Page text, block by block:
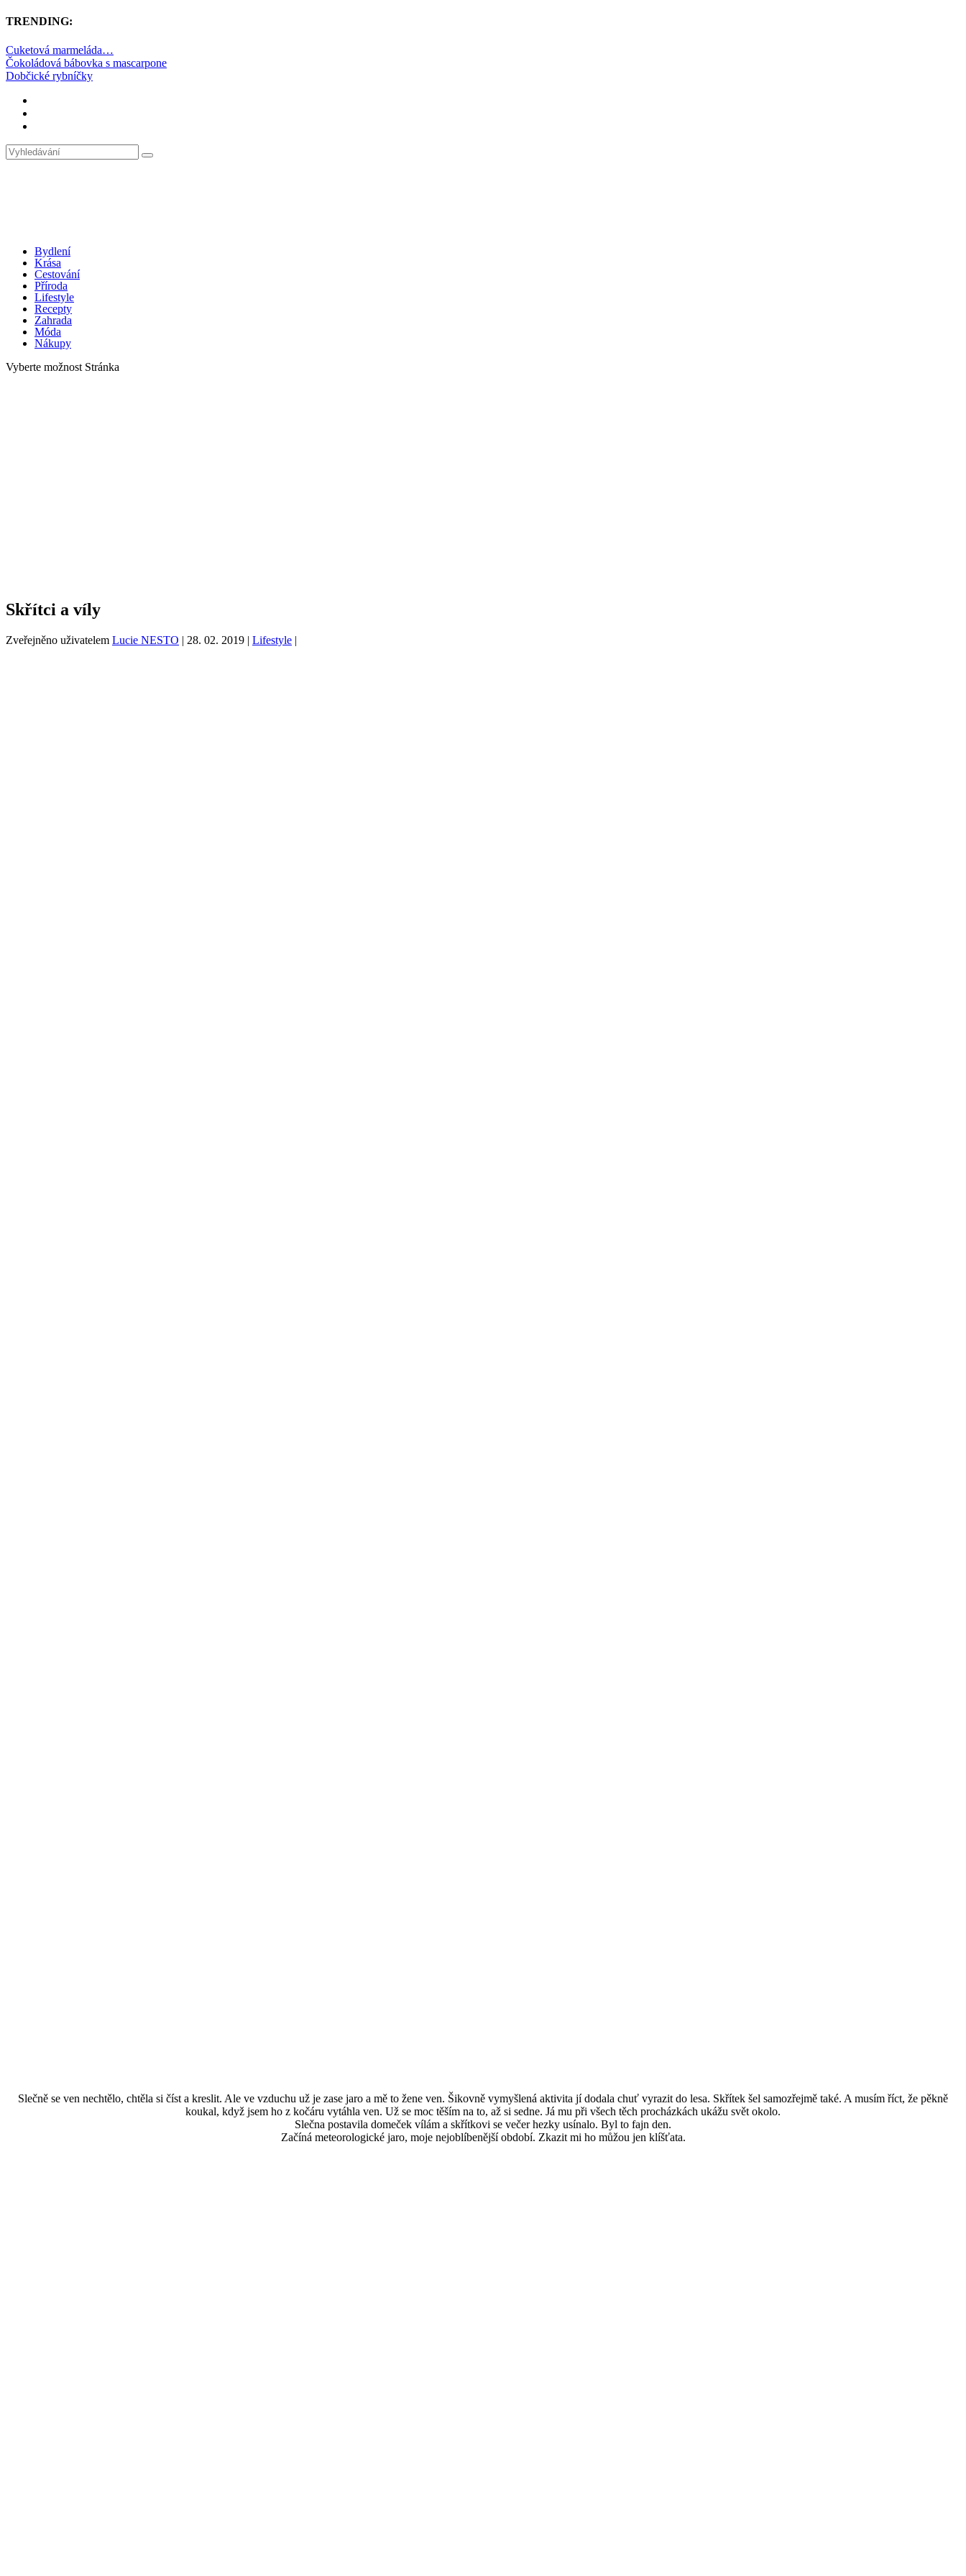
TRENDING:
Cuketová marmeláda…
Čokoládová bábovka s mascarpone
Dobčické rybníčky
Bydlení
Krása
Cestování
Příroda
Lifestyle
Recepty
Zahrada
Móda
Nákupy
Vyberte možnost Stránka
Skřítci a víly
Zveřejněno uživatelem Lucie NESTO | 28. 02. 2019 | Lifestyle |
Slečně se ven nechtělo, chtěla si číst a kreslit. Ale ve vzduchu už je zase jaro a mě to žene ven. Šikovně vymyšlená aktivita jí dodala chuť vyrazit do lesa. Skřítek šel samozřejmě také. A musím říct, že pěkně
koukal, když jsem ho z kočáru vytáhla ven. Už se moc těším na to, až si sedne. Já mu při všech těch procházkách ukážu svět okolo.
Slečna postavila domeček vílám a skřítkovi se večer hezky usínalo. Byl to fajn den.
Začíná meteorologické jaro, moje nejoblíbenější období. Zkazit mi ho můžou jen klíšťata.